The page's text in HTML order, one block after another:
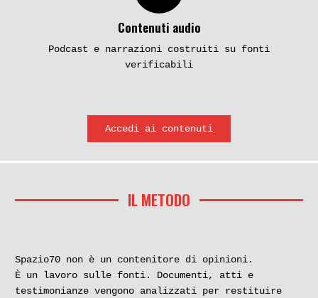
Contenuti audio
Podcast e narrazioni costruiti su fonti
verificabili
Accedi ai contenuti
IL METODO
Spazio70 non è un contenitore di opinioni.
È un lavoro sulle fonti. Documenti, atti e
testimonianze vengono analizzati per restituire